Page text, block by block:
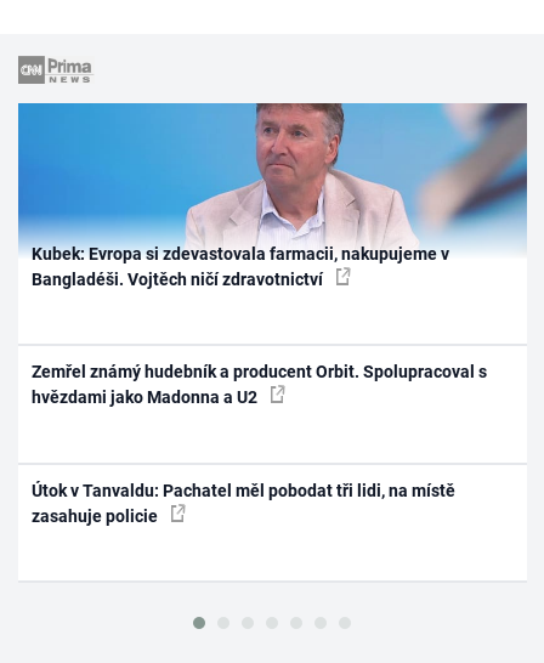
Kubek: Evropa si zdevastovala farmacii, nakupujeme v
Bangladéši. Vojtěch ničí zdravotnictví
Zemřel známý hudebník a producent Orbit. Spolupracoval s
hvězdami jako Madonna a U2
Útok v Tanvaldu: Pachatel měl pobodat tři lidi, na místě
zasahuje policie